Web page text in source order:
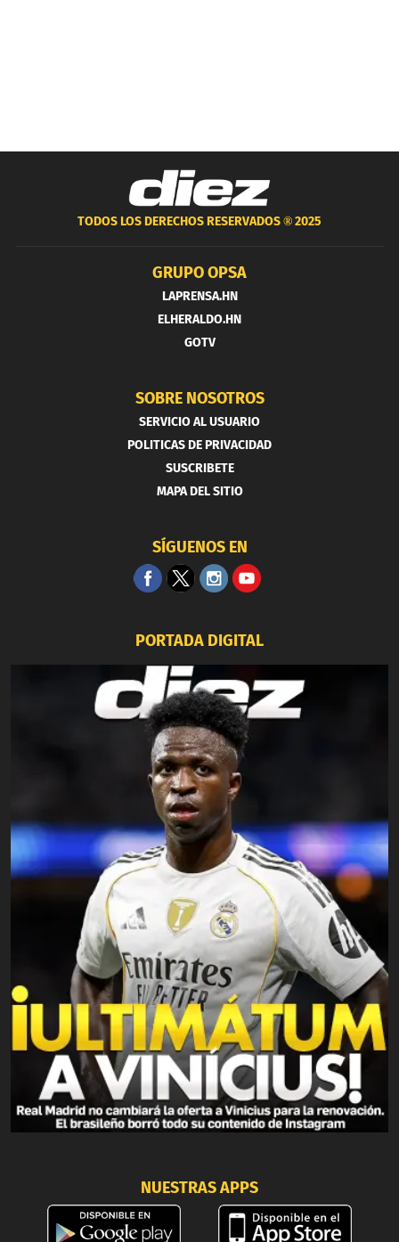
TODOS LOS DERECHOS RESERVADOS ®2025
GRUPO OPSA
LAPRENSA.HN
ELHERALDO.HN
GOTV
SOBRE NOSOTROS
SERVICIO AL USUARIO
POLITICAS DE PRIVACIDAD
SUSCRIBETE
MAPA DEL SITIO
SÍGUENOS EN
PORTADA DIGITAL
NUESTRAS APPS